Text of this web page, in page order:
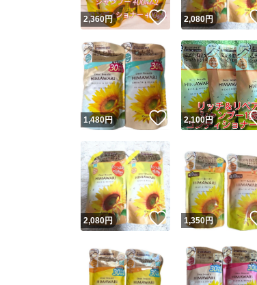
2,360円 いいね！
2,080円
1,480円 いいね！
2,100円
2,080円 いいね！
1,350円